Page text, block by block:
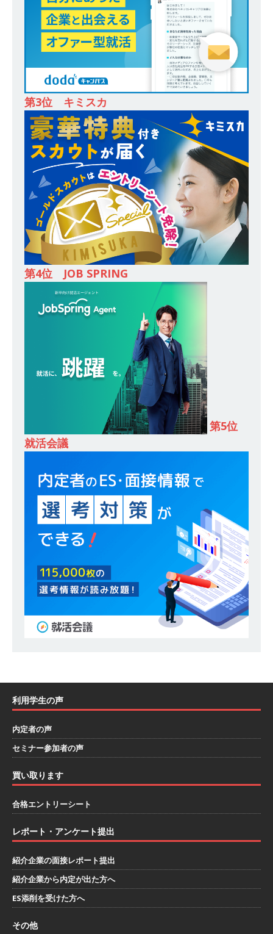
件販売までを担う ｜ 平均年収809万 ｜ 年間休日
130日・土日祝完全休み ｜ スタンダード上場 ｜
明豊エンタープライズ
体育会積極採用企業
【 28卒 ｜ 適性検査合否免
除・面接確約!! ｜ 1dayインターンあり 】東京勤
務・転勤なし ｜ 投資用住宅販売をリードする企
業が手がける賃貸アパート・マンションの管理を
行う ｜ 年間休日125日以上 ｜ 不動産業ではレア
な私服出社OK ｜ 土日祝完全休み ｜ スタンダー
ド上場 明豊エンタープライズグループ ｜ 明豊プ
ロパティーズ
体育会積極採用企業
[ 2026年5月14日 ]
【 28卒 ｜ オープンカンパニ
ー｜東京勤務・転勤なし ｜ 文理不問 】 7期連続
200％増収!! ｜ 様々な業界の知識・スキルを身に
付けることが可能 ｜ データ分析のエキスパート
としてクライアントの課題を解決 ｜ 土日祝完全
休み ｜ データアナリティクスラボ
極採用企業
[ 2026年5月14日 ]
【 28卒 ｜ 東京勤務・転勤な
し 】 食品・生鮮業界に特化した人材紹介サービ
スを提供するベンチャー企業 ｜ 設立から毎年黒
イシル
体育会積極採用企業
[ 2026年5月13日 ] 【 28卒 ｜ トップ企業内定の
登竜門!! 満足度98％のインターン 】 東京勤務・
転勤なし ｜ 文系IT未経験でもOK ｜ 新卒の3年以
内昇進率91％ ｜ IT社会の今まさに求められてい
るベンチャー企業 ｜ 新卒2年目で1,000万円越え
目指せる!! ｜ データX
体育会積極採用企業
体育会積極採用企業
[ 2026年5月13日 ] 【 28卒 ｜ 建築プロセスの一
格手当・資格取得支援制度あり ｜ 年間休日123
日 ｜ 創立以来74年間黒字経営 ｜ 合田工務店
体育会積極採用企業
第3位 キミスカ
第4位 JOB SPRING
第5位
就活会議
利用学生の声
内定者の声
セミナー参加者の声
買い取ります
合格エントリーシート
レポート・アンケート提出
紹介企業の面接レポート提出
紹介企業から内定が出た方へ
ES添削を受けた方へ
その他